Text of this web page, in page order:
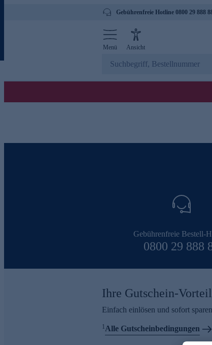
Gebührenfreie Hotline 0800 29 888
Menü Ansicht
Gebührenfreie Bestell-
0800 29 888
Ihre Gutschein-
Einfach einlösen und sofort
1Alle Gutscheinbedingungen